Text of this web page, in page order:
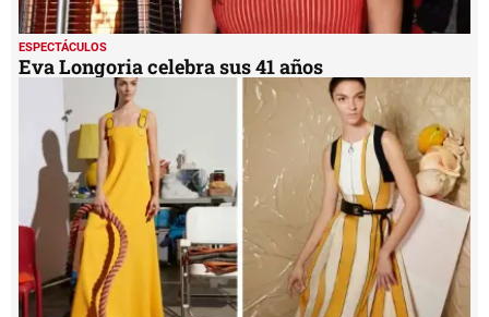
ESPECTÁCULOS
Eva Longoria celebra sus 41 años